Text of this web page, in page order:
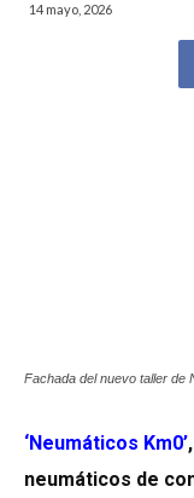
14 mayo, 2026
Fachada del nuevo taller de
‘Neumáticos Km0’
neumáticos de